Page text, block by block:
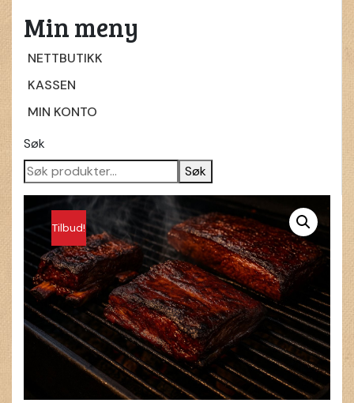
Min meny
NETTBUTIKK
KASSEN
MIN KONTO
Søk
Søk
Tilbud!